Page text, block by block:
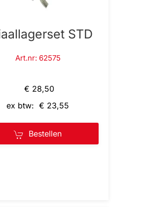
STD
Art.nr: 62575
€ 28,50
ex btw: € 23,55
Bestellen